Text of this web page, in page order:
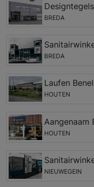
Designtegels
BREDA
BREDA
Laufen
HOUTEN
Aangenaam
HOUTEN
NIEUWEGEIN